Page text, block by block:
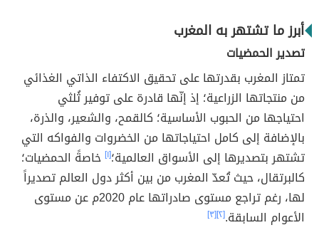
أبرز ما تشتهر به المغرب
تصدير الحمضيات
تمتاز المغرب بقدرتها على تحقيق الاكتفاء الذاتي الغذائي
من منتجاتها الزراعية؛ إذ إنّها قادرة على توفير ثُلثي
احتياجها من الحبوب الأساسية؛ كالقمح، والشعير، والذرة،
بالإضافة إلى كامل احتياجاتها من الخضروات والفواكه التي
تشتهر بتصديرها إلى الأسواق العالمية؛[١] خاصةً الحمضيات؛
كالبرتقال، حيث تُعدّ المغرب من بين أكثر دول العالم تصديراً
لها، رغم تراجع مستوى صادراتها عام 2020م عن مستوى
الأعوام السابقة.[٢] [٣]